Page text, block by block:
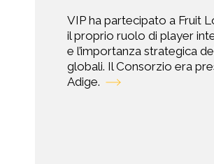
VIP ha partecipato a Fruit
il proprio ruolo di player
e l’importanza strategica
globali. Il Consorzio era
Adige.